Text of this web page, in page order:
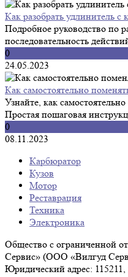
Как разобрать удлинитель с
Подробное руководство по
последовательность
0
24.05.2023
Как самостоятельно
Узнайте, как
Простая пошаговая
0
08.11.2023
Карбюратор
Кузов
Мотор
Реставрация
Техника
Электроника
Общество с ограниченной
Сервис» (ООО «Вилгуд
Юридический адрес: 115211,